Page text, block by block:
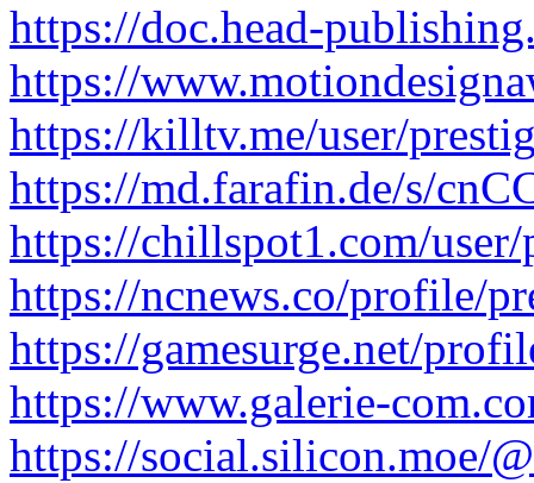
https://doc.head-
https://
https://killtv.me/user/
https://md.farafin.de/s/
https://chillspot1.com/user/
https://ncnews.co/profile/
https://gamesurge.net/
https://www.galerie-
https://social.silicon.moe/